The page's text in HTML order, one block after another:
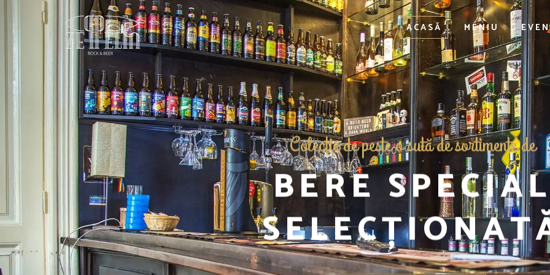
ACASĂ MENIU
Colecţie de peste o sută de sortimente de
BERE